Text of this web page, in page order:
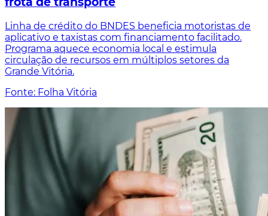
Linha de crédito do BNDES beneficia motoristas de
aplicativo e taxistas com financiamento facilitado.
Programa aquece economia local e estimula
circulação de recursos em múltiplos setores da
Grande Vitória.
Fonte: Folha Vitória